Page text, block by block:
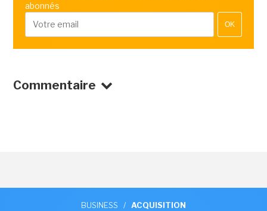
abonnés
OK
Commentaire
BUSINESS / ACQUISITION